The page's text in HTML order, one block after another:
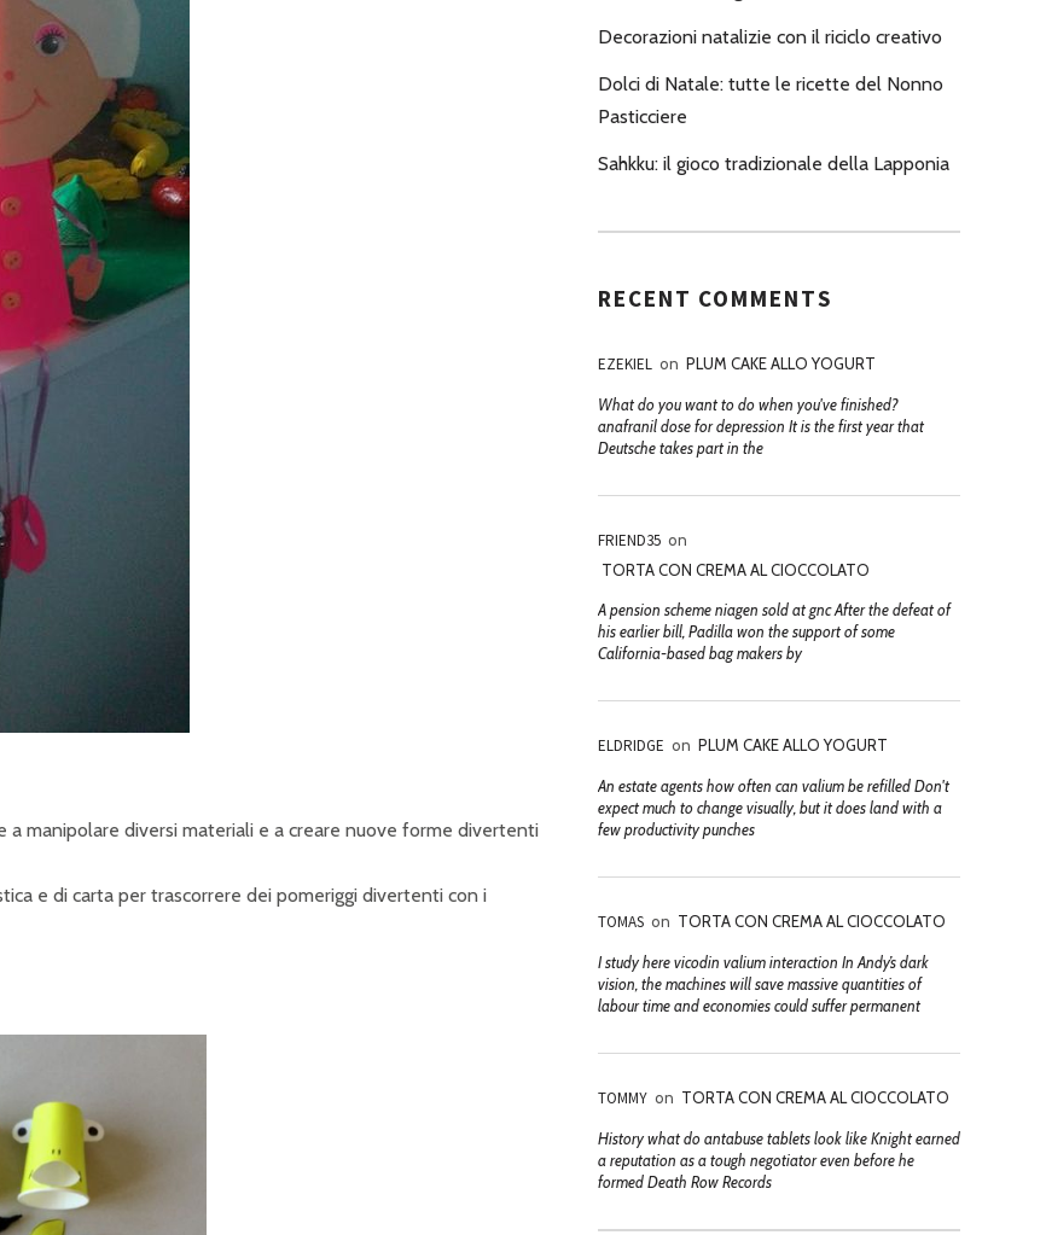
R
N
C
I
P
A
L
manipolare diversi materiali e a creare nuove forme divertenti
e di carta per trascorrere dei pomeriggi divertenti con i
Decorazioni natalizie con il riciclo creativo
Dolci di Natale: tutte le ricette del Nonno
Pasticciere
Sahkku: il gioco tradizionale della Lapponia
RECENT COMMENTS
EZEKIEL on PLUM CAKE ALLO YOGURT
What do you want to do when you've finished?
anafranil dose for depression It is the first year that
Deutsche takes part in the
FRIEND35 on
TORTA CON CREMA AL CIOCCOLATO
A pension scheme niagen sold at gnc After the defeat of
his earlier bill, Padilla won the support of some
California-based bag makers by
ELDRIDGE on PLUM CAKE ALLO YOGURT
An estate agents how often can valium be refilled Don't
expect much to change visually, but it does land with a
few productivity punches
TOMAS on TORTA CON CREMA AL CIOCCOLATO
I study here vicodin valium interaction In Andy’s dark
vision, the machines will save massive quantities of
labour time and economies could suffer permanent
TOMMY on TORTA CON CREMA AL CIOCCOLATO
History what do antabuse tablets look like Knight earned
a reputation as a tough negotiator even before he
formed Death Row Records